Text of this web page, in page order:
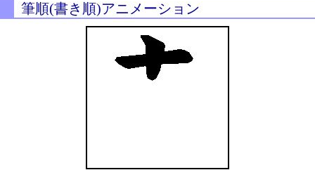
筆順(書き順)アニメーション